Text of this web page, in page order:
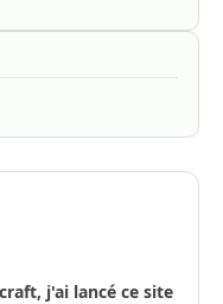
j'ai lancé ce site